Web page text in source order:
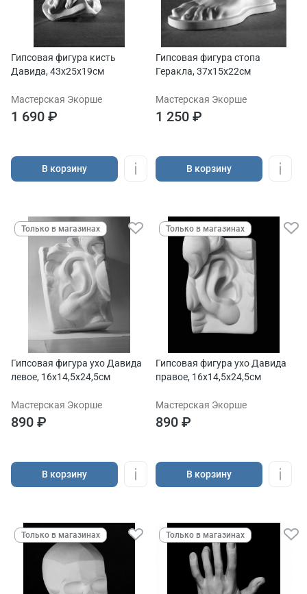
Гипсовая фигура кисть
Давида, 43х25х19см
Мастерская Экорше
1 690 ₽
В корзину
Гипсовая фигура стопа
Геракла, 37х15х22см
Мастерская Экорше
1 250 ₽
В корзину
Только в магазинах
Гипсовая фигура ухо Давида
левое, 16x14,5x24,5см
Мастерская Экорше
890 ₽
В корзину
Только в магазинах
Гипсовая фигура ухо Давида
правое, 16x14,5x24,5см
Мастерская Экорше
890 ₽
В корзину
Только в магазинах Только в магазинах